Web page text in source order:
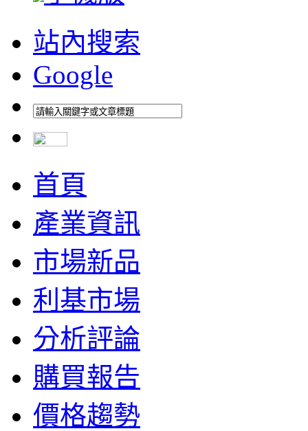
站內搜索
Google
首頁
產業資訊
市場新品
利基市場
分析評論
購買報告
價格趨勢